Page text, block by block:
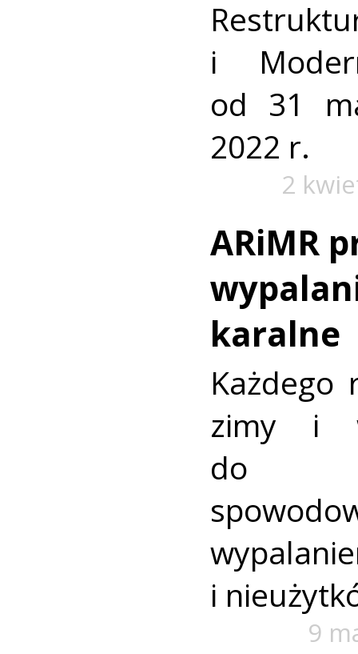
i
od 31
2022 r.
2
ARiMR
karalne
Każdego
zimy i
do
i
9